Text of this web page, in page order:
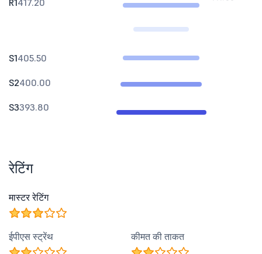
R1417.20
S1405.50
S2400.00
S3393.80
रेटिंग
मास्टर रेटिंग
ईपीएस स्ट्रेंथ कीमत की ताकत